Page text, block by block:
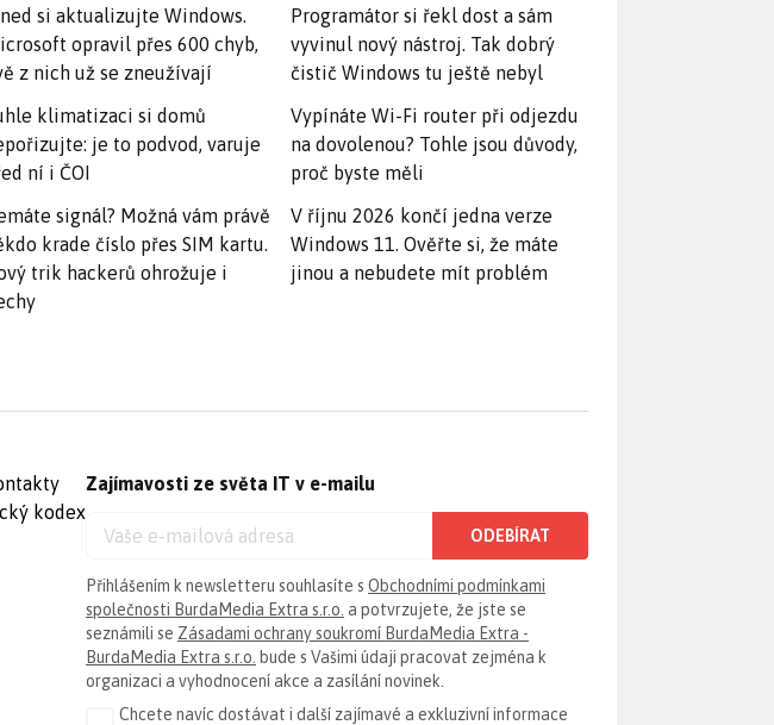
si aktualizujte Windows.
opravil přes 600 chyb,
z nich už se zneužívají
klimatizaci si domů
je to podvod, varuje
ní i ČOI
signál? Možná vám právě
krade číslo přes SIM kartu.
trik hackerů ohrožuje i
Programátor si řekl dost a sám
vyvinul nový nástroj. Tak dobrý
čistič Windows tu ještě nebyl
Vypínáte Wi-Fi router při odjezdu
na dovolenou? Tohle jsou důvody,
proč byste měli
V říjnu 2026 končí jedna verze
Windows 11. Ověřte si, že máte
jinou a nebudete mít problém
kodex
Zajímavosti ze světa IT v e-mailu
ODEBÍRAT
Přihlášením k newsletteru souhlasíte s Obchodními podmínkami
společnosti BurdaMedia Extra s.r.o. a potvrzujete, že jste se
seznámili se Zásadami ochrany soukromí BurdaMedia Extra -
BurdaMedia Extra s.r.o. bude s Vašimi údaji pracovat zejména k
organizaci a vyhodnocení akce a zasílání novinek.
Chcete navíc dostávat i další zajímavé a exkluzivní informace